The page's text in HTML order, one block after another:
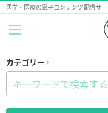
医学・医療の電子コンテンツ配信サ
カテゴリー